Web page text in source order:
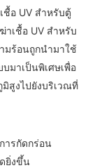
ชื้อ UV สำหรับตู้
เชื้อ UV สำหรับ
มร้อนถูกนำมาใช้
มาเป็นพิเศษเพื่อ
สูงไปยังบริเวณที่
ารกัดกร่อน
ยิ่งขึ้น